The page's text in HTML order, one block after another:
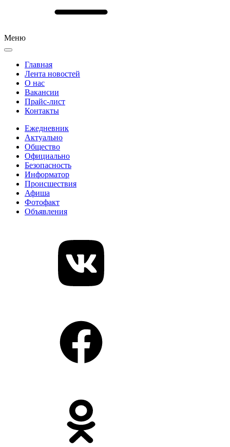
Меню
Главная
Лента новостей
О нас
Вакансии
Прайс-лист
Контакты
Ежедневник
Актуально
Общество
Официально
Безопасность
Информатор
Происшествия
Афиша
Фотофакт
Объявления